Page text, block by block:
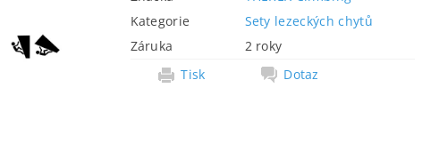
Kategorie
Sety lezeckých chytů
Záruka
2 roky
Tisk
Dotaz